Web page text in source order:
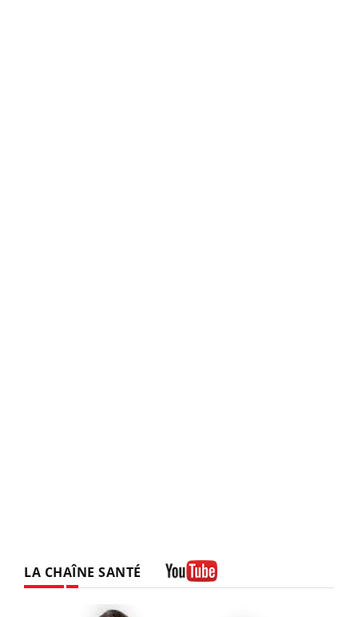
LA CHAÎNE SANTÉ